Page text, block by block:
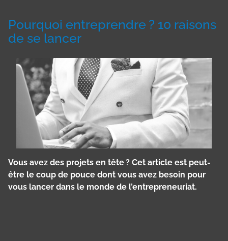
Pourquoi entreprendre ? 10 raisons
de se lancer
Vous avez des projets en tête ? Cet article est peut-
être le coup de pouce dont vous avez besoin pour
vous lancer dans le monde de l’entrepreneuriat.